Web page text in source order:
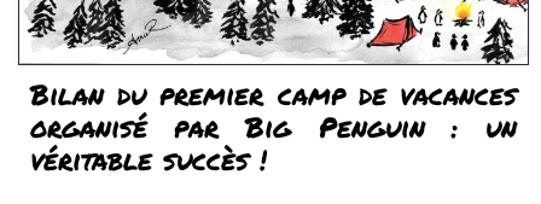
Bilan du premier camp de vacances
organisé par Big Penguin : un
véritable succès !